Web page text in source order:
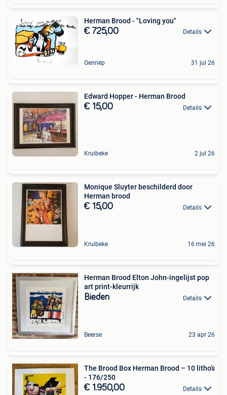
Herman Brood - "Loving you"
€ 725,00 Details
Gennep 31 jul 26
Edward Hopper - Herman Brood
€ 15,00 Details
Kruibeke 2 jul 26
Monique Sluyter beschilderd door
Herman brood
€ 15,00 Details
Kruibeke 16 mei 26
Herman Brood Elton John-ingelijst pop
art print-kleurrijk
Bieden Details
Beerse 23 apr 26
The Brood Box Herman Brood – 10 litho’s
- 176/250
€ 1.950,00 Details